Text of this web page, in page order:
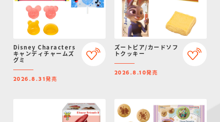
Disney Characters
キャンディチャームズ
グミ
2026.8.31発売
ズートピア/カードソフ
トクッキー
2026.8.10発売